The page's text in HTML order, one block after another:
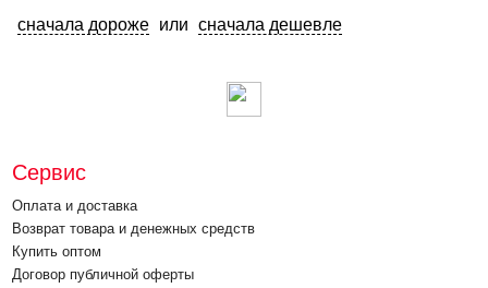
сначала дороже или сначала дешевле
Сервис
Оплата и доставка
Возврат товара и денежных средств
Купить оптом
Договор публичной оферты